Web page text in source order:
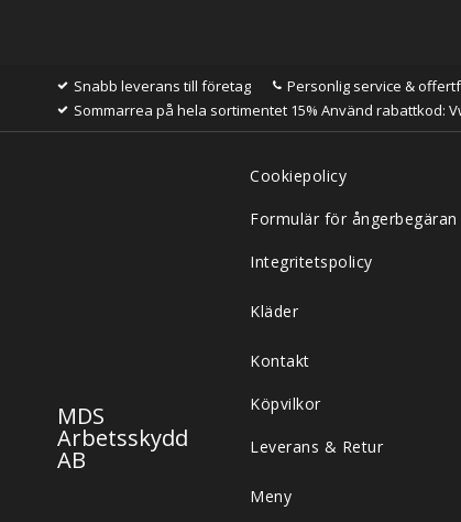
Snabb leverans till företag Personlig service &
Sommarrea på hela sortimentet 15% Använd rabattkod:
MDS
Arbetsskydd
AB
Cookiepolicy
Formulär för ångerbegäran
Integritetspolicy
Kläder
Kontakt
Köpvilkor
Leverans & Retur
Meny